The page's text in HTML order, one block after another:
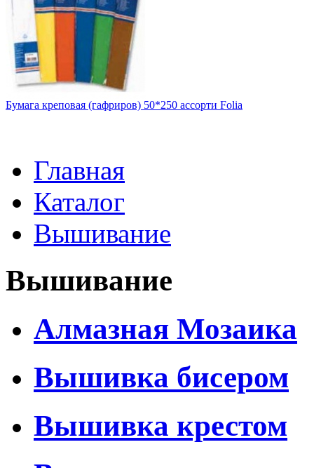
Бумага креповая (гафриров) 50*250 ассорти Folia
Главная
Каталог
Вышивание
Вышивание
Алмазная Мозаика
Вышивка бисером
Вышивка крестом